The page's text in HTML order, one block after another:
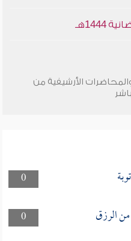
الأرشيفية من
0
0